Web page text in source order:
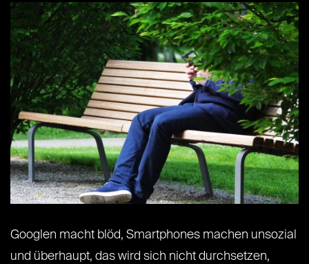
Googlen macht blöd, Smartphones machen unsozial
und überhaupt, das wird sich nicht durchsetzen,